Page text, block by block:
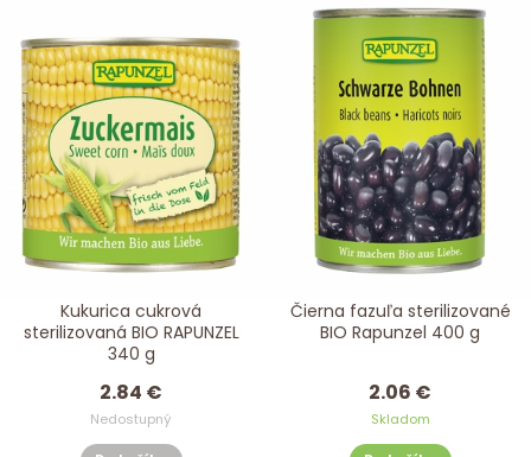
Kukurica cukrová
sterilizovaná BIO RAPUNZEL
340 g
2.84 €
Nedostupný
Čierna fazuľa sterilizované
BIO Rapunzel 400 g
2.06 €
Skladom